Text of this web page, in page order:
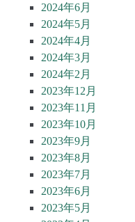
2024年6月
2024年5月
2024年4月
2024年3月
2024年2月
2023年12月
2023年11月
2023年10月
2023年9月
2023年8月
2023年7月
2023年6月
2023年5月